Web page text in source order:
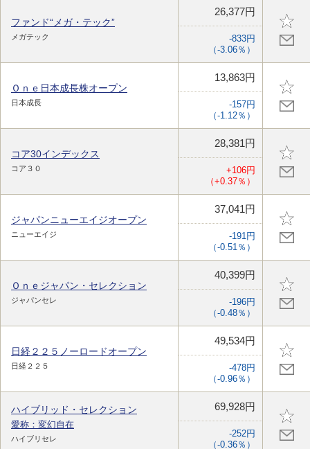
ファンド“メガ・テック”
メガテック
26,377円
-833円
（-3.06％）
Ｏｎｅ日本成長株オープン
日本成長
13,863円
-157円
（-1.12％）
コア30インデックス
コア３０
28,381円
+106円
（+0.37％）
ジャパンニューエイジオープン
ニューエイジ
37,041円
-191円
（-0.51％）
Ｏｎｅジャパン・セレクション
ジャパンセレ
40,399円
-196円
（-0.48％）
日経２２５ノーロードオープン
日経２２５
49,534円
-478円
（-0.96％）
ハイブリッド・セレクション
愛称：変幻自在
ハイブリセレ
69,928円
-252円
（-0.36％）